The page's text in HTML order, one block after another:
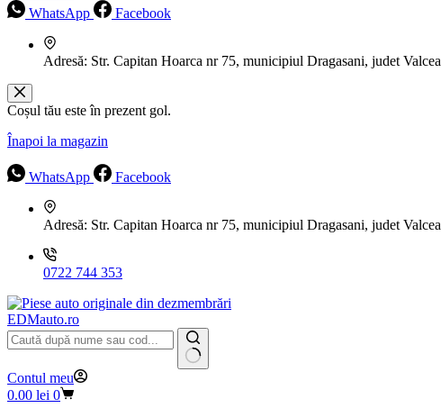
WhatsApp
Facebook
Adresă: Str. Capitan Hoarca nr 75, municipiul Dragasani, judet Valcea
Coșul tău este în prezent gol.
Înapoi la magazin
WhatsApp Facebook
Adresă: Str. Capitan Hoarca nr 75, municipiul Dragasani, judet Valcea
0722 744 353
EDMauto.ro
Niciun
rezultat
Contul meu
Coș
0.00 lei 0